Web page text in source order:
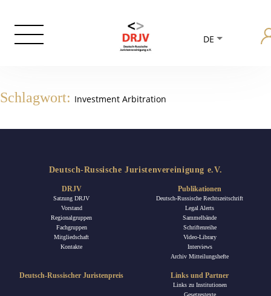
DE
Schlagwort: Investment Arbitration
Deutsch-Russische Juristenvereinigung e.V.
DRJV
Satzung DRJV
Vorstand
Regionalgruppen
Fachgruppen
Mitgliedschaft
Kontakte
Publikationen
Deutsch-Russische Rechtszeitschrift
Legal Alerts
Sammelbände
Schriftenreihe
Video-Library
Interviews
Archiv Mitteilungshefte
Deutsch-Russischer Juristenpreis Links und Partner
Links zu Institutionen